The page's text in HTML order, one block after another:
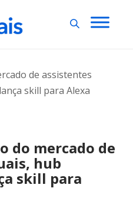
do mercado de
hub
skill para